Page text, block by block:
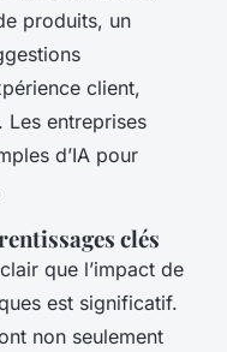
produits, un
client,
Les entreprises
d’IA pour
clés
que l’impact de
est significatif.
non seulement